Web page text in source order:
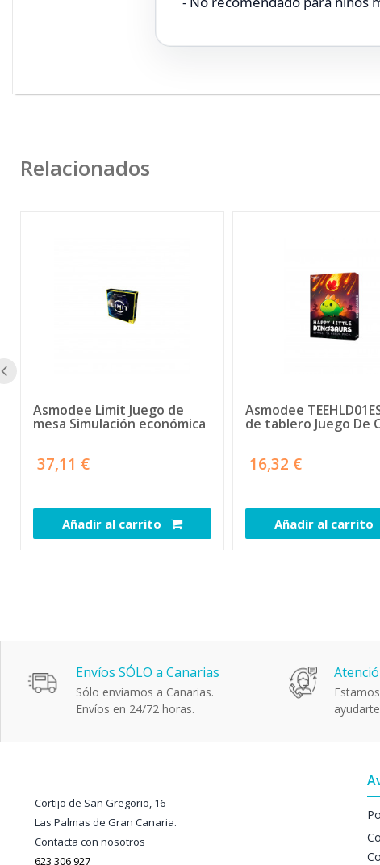
Relacionados
Asmodee Limit Juego de
mesa Simulación económica
37,11 €
Añadir al carrito
Asmodee
de tablero Juego De
16,32 €
Añadir al carrito
Envíos SÓLO a Canarias
Sólo enviamos a Canarias.
Envíos en 24/72 horas.
Cortijo de San Gregorio, 16
Las Palmas de Gran Canaria.
Contacta con nosotros
623 306 927